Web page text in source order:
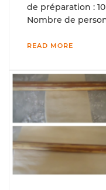
de préparation :
Nombre de
READ MORE